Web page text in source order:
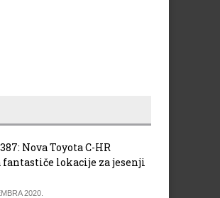
Nova Toyota C-HR
fantastiče lokacije za jesenji
2020.